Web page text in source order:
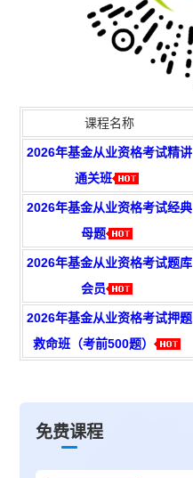
课程名称
2026年基金从业资格考试精讲
通关班
2026年基金从业资格考试经典
母题
2026年基金从业资格考试题库
会员
2026年基金从业资格考试押题
救命班（考前500题）
免费课程